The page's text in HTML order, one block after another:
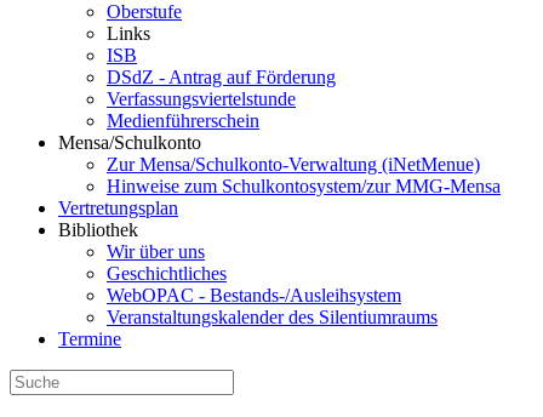
Oberstufe
Links
ISB
DSdZ - Antrag auf Förderung
Verfassungsviertelstunde
Medienführerschein
Mensa/Schulkonto
Zur Mensa/Schulkonto-Verwaltung (iNetMenue)
Hinweise zum Schulkontosystem/zur MMG-Mensa
Vertretungsplan
Bibliothek
Wir über uns
Geschichtliches
WebOPAC - Bestands-/Ausleihsystem
Veranstaltungskalender des Silentiumraums
Termine